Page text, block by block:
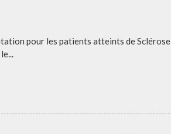
pour les patients atteints de Sclérose